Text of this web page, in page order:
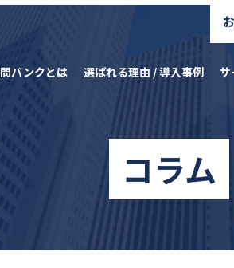
バンクとは 選ばれる理由 / 導入事例 サ
コラム